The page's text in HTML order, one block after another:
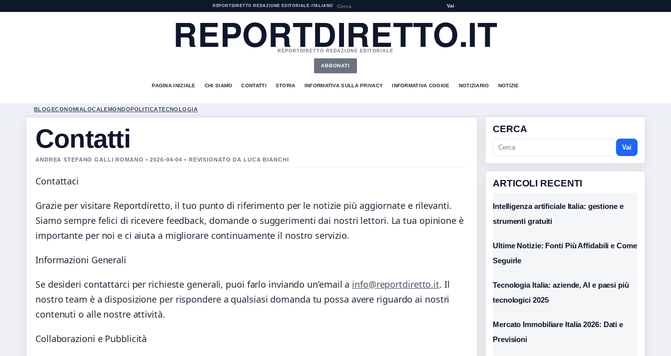
REPORTDIRETTO REDAZIONE EDITORIALE• ITALIANO Vai
REPORTDIRETTO.IT
REPORTDIRETTO REDAZIONE EDITORIALE
ABBONATI
PAGINA INIZIALE CHI SIAMO CONTATTI STORIA INFORMATIVA SULLA PRIVACY INFORMATIVA COOKIE NOTIZIARIO NOTIZIE
BLOGECONOMIALOCALEMONDOPOLITICATECNOLOGIA
Contatti
ANDREA STEFANO GALLI ROMANO • 2026-04-04 • REVISIONATO DA LUCA BIANCHI
Contattaci
Grazie per visitare Reportdiretto, il tuo punto di riferimento per le notizie più aggiornate e rilevanti.
Siamo sempre felici di ricevere feedback, domande o suggerimenti dai nostri lettori. La tua opinione è
importante per noi e ci aiuta a migliorare continuamente il nostro servizio.
Informazioni Generali
Se desideri contattarci per richieste generali, puoi farlo inviando un’email a info@reportdiretto.it. Il
nostro team è a disposizione per rispondere a qualsiasi domanda tu possa avere riguardo ai nostri
contenuti o alle nostre attività.
Collaborazioni e Pubblicità
CERCA
Vai
ARTICOLI RECENTI
Intelligenza artificiale Italia: gestione e
strumenti gratuiti
Ultime Notizie: Fonti Più Affidabili e Come
Seguirle
Tecnologia Italia: aziende, AI e paesi più
tecnologici 2025
Mercato Immobiliare Italia 2026: Dati e
Previsioni